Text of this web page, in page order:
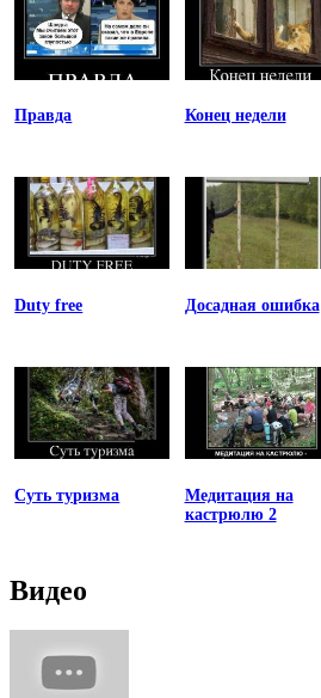
Правда Конец недели
Duty free Досадная ошибка
Суть туризма
Медитация на
кастрюлю 2
Видео